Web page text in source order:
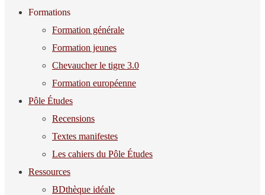
Formations
Formation générale
Formation jeunes
Chevaucher le tigre 3.0
Formation européenne
Pôle Études
Recensions
Textes manifestes
Les cahiers du Pôle Études
Ressources
BDthèque idéale